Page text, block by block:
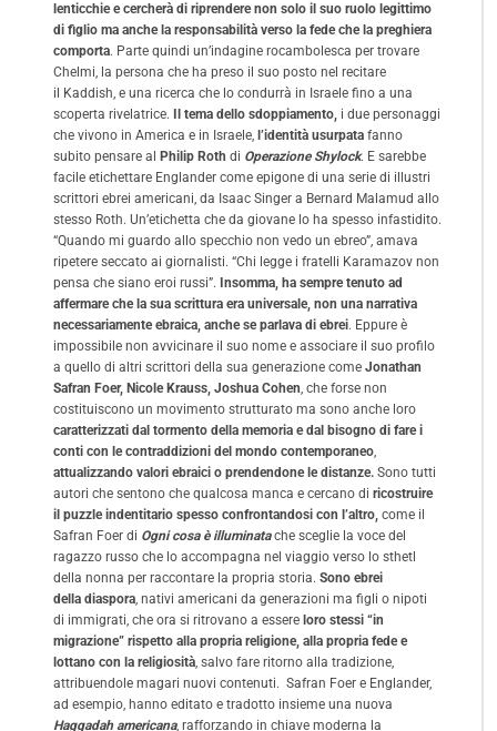
lenticchie e cercherà di riprendere non solo il suo ruolo legittimo
di figlio ma anche la responsabilità verso la fede che la preghiera
comporta. Parte quindi un’indagine rocambolesca per trovare
Chelmi, la persona che ha preso il suo posto nel recitare
il Kaddish, e una ricerca che lo condurrà in Israele fino a una
scoperta rivelatrice.
Il tema dello sdoppiamento, i due personaggi
che vivono in America e in Israele, l’identità usurpata fanno
subito pensare al
Philip Roth di Operazione Shylock. E sarebbe
facile etichettare Englander come epigone di una serie di illustri
scrittori ebrei americani, da Isaac Singer a Bernard Malamud allo
stesso Roth. Un’etichetta che da giovane lo ha spesso infastidito.
“Quando mi guardo allo specchio non vedo un ebreo”, amava
ripetere seccato ai giornalisti. “Chi legge i fratelli Karamazov non
pensa che siano eroi russi”. Insomma, ha sempre tenuto ad
affermare che la sua scrittura era universale, non una narrativa
necessariamente ebraica, anche se parlava di ebrei. Eppure è
impossibile non avvicinare il suo nome e associare il suo profilo
a quello di altri scrittori della sua generazione come Jonathan
Safran Foer, Nicole Krauss, Joshua Cohen, che forse non
costituiscono un movimento strutturato ma sono anche loro
caratterizzati dal tormento della memoria e dal bisogno di fare i
conti con le contraddizioni del mondo contemporaneo,
attualizzando valori ebraici o prendendone le distanze. Sono tutti
autori che sentono che qualcosa manca e cercano di ricostruire
il puzzle indentitario spesso confrontandosi con l’altro, come il
Safran Foer di Ogni cosa è illuminatache sceglie la voce del
ragazzo russo che lo accompagna nel viaggio verso lo sthetl
della nonna per raccontare la propria storia. Sono ebrei
della diaspora, nativi americani da generazioni ma figli o nipoti
di immigrati, che ora si ritrovano a essere loro stessi “in
migrazione” rispetto alla propria religione, alla propria fede e
lottano con la religiosità, salvo fare ritorno alla tradizione,
attribuendole magari nuovi contenuti. Safran Foer e Englander,
ad esempio, hanno editato e tradotto insieme una nuova
Haggadah americana, rafforzando in chiave moderna la